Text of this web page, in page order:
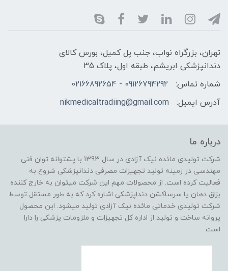
تهران، بزرگراه نواب، جنب پل کمیل، بورس کالای
دندانپزشکی ابریشم، طبقه اول، پلاک 35
شماره تماس:
09126794292 - 02166892654
آدرس ایمیل:
nikmedicaltradiing@gmail.com
درباره ما
شرکت تولیدی مائده نیک آزادی در سال 1393 با پشتوانه توان فنی
مهندسی در زمینه تولید تجهیزات مصرفی دندانپزشکی شروع به
فعالیت کرده است. از محصولات مهم این شرکت میتوان به خارج کننده
بزاق دهان یا سرساکشن دنداپزشکی اشاره کرد که به طور مستقل توسط
شرکت تولیدی خدماتی مائده نیک آزادی تولید میشود. این محصول
پروانه ساخت و تولید از اداره کل تجهیزات و ملزومات پزشکی را دارا
است.